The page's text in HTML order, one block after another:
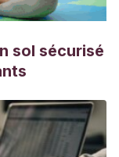
sol sécurisé